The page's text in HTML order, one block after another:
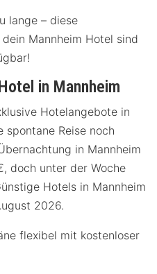
lange – diese
Mannheim Hotel sind
in Mannheim
Hotelangebote in
spontane Reise noch
in Mannheim
doch unter der Woche
Hotels in Mannheim
2026.
flexibel mit kostenloser